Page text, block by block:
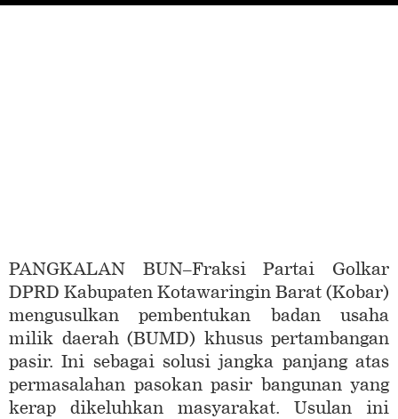
PANGKALAN BUN–Fraksi Partai Golkar
DPRD Kabupaten Kotawaringin Barat (Kobar)
mengusulkan pembentukan badan usaha
milik daerah (BUMD) khusus pertambangan
pasir. Ini sebagai solusi jangka panjang atas
permasalahan pasokan pasir bangunan yang
kerap dikeluhkan masyarakat. Usulan ini